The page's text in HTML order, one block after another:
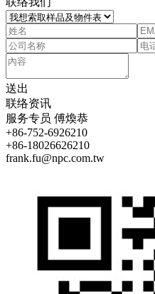
送出
联络资讯
服务专员 傅煥恭
+86-752-6926210
+86-18026626210
frank.fu@npc.com.tw